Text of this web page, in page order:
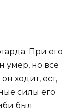
При его
умер, но все
ходит, ест,
силы его
был